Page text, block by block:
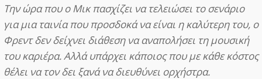
Την ώρα που ο Μικ πασχίζει να τελειώσει το σενάριο
για μια ταινία που προσδοκά να είναι η καλύτερη του, ο
Φρεντ δεν δείχνει διάθεση να αναπολήσει τη μουσική
του καριέρα. Αλλά υπάρχει κάποιος που με κάθε κόστος
θέλει να τον δει ξανά να διευθύνει ορχήστρα.